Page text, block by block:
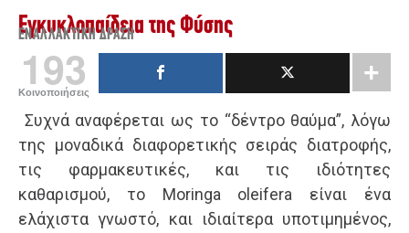
Εγκυκλοπαίδεια της Φύσης
ΕΝΑΛΛΑΚΤΙΚΉ ΔΡΆΣΗ
193
Κοινοποιήσεις
Συχνά αναφέρεται ως το “δέντρο θαύμα”, λόγω
της μοναδικά διαφορετικής σειράς διατροφής,
τις φαρμακευτικές, και τις ιδιότητες
καθαρισμού, το Moringa oleifera είναι ένα
ελάχιστα γνωστό, και ιδιαίτερα υποτιμημένος,